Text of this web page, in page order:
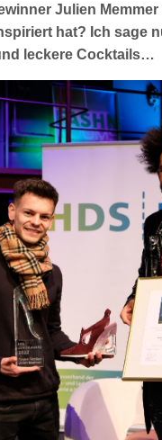
Julien
hat? Ich sage
leckere Cocktails…